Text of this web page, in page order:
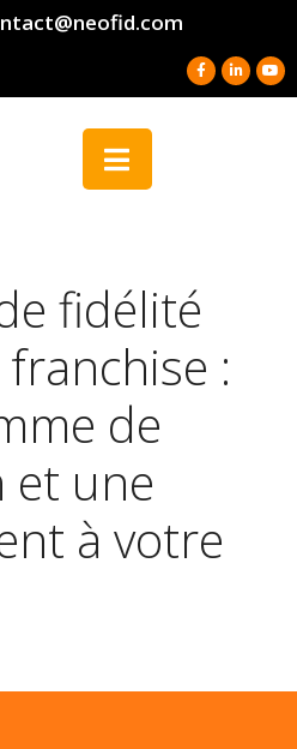
fidélité
:
de
et une
à votre